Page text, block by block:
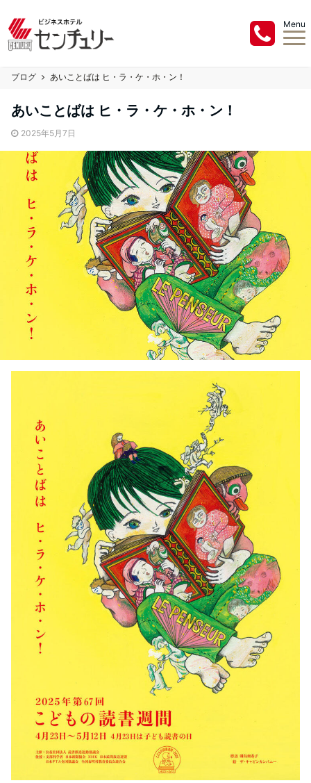
Menu
ブログ あいことばは ヒ・ラ・ケ・ホ・ン！
あいことばは ヒ・ラ・ケ・ホ・ン！
2025年5月7日